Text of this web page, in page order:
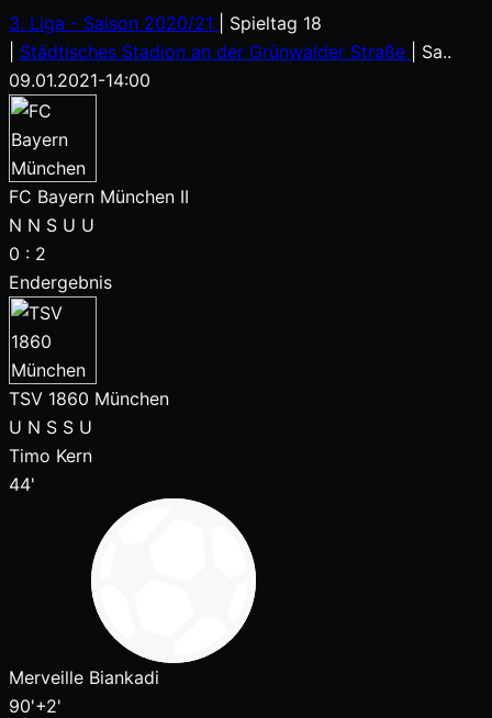
3. Liga - Saison 2020/21
Spieltag 18
Städtisches Stadion an der Grünwalder Straße
Sa..
09.01.2021-14:00
FC Bayern München II
N N S U U
0 : 2
Endergebnis
TSV 1860 München
U N S S U
Timo Kern
44'
Merveille Biankadi
90'+2'